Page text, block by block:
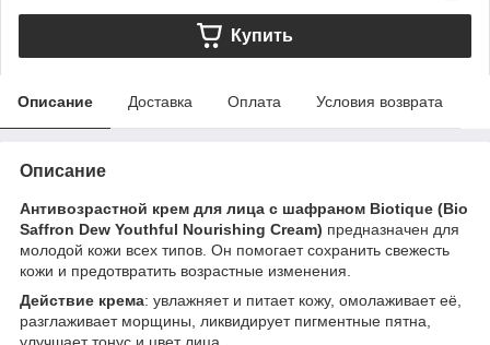
Купить
Описание Доставка Оплата Условия возврата
Описание
Антивозрастной крем для лица с шафраном Biotique (Bio
Saffron Dew Youthful Nourishing Cream) предназначен для
молодой кожи всех типов. Он помогает сохранить свежесть
кожи и предотвратить возрастные изменения.
Действие крема: увлажняет и питает кожу, омолаживает её,
разглаживает морщины, ликвидирует пигментные пятна,
улучшает тонус и цвет лица.